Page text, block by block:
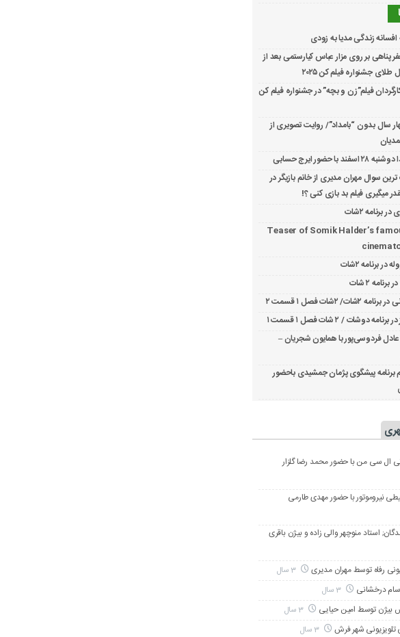
زندگی مدیا به زودی
پناهی بر روی مزار عباس کیارستمی بعد از
جشنواره فیلم کن ۲۰۲۵
فیلم”زن و بچه” در جشنواره فیلم کن
سال بدون “بامداد”/ روایت تصویری از
با حضور ایرج حسابی
سوال مهران مدیری از خانم بازیگر در
میگیری فیلم بد بازی کنی ؟!
برنامه ۲شات
Teaser of Somik Halder’s
برنامه ۲شات
۲ شات
۲شات فصل ۱ قسمت ۲
دوشات / ۲ شات فصل ۱ قسمت ۱
فردوسی‌پور با همایون شجریان –
پیشگوی پژمان جمشیدی باحضور
ال سی من با حضور محمد رضا گلزار
نیروموتور با حضور مهدی طارمی
استاد منوچهر والی زاده و بیژن باقری
رفاه توسط مهران مدیری 3 سال
درخشانی 3 سال
بیژن توسط امین حیایی 3 سال
تلویزیونی شهر فرش 3 سال